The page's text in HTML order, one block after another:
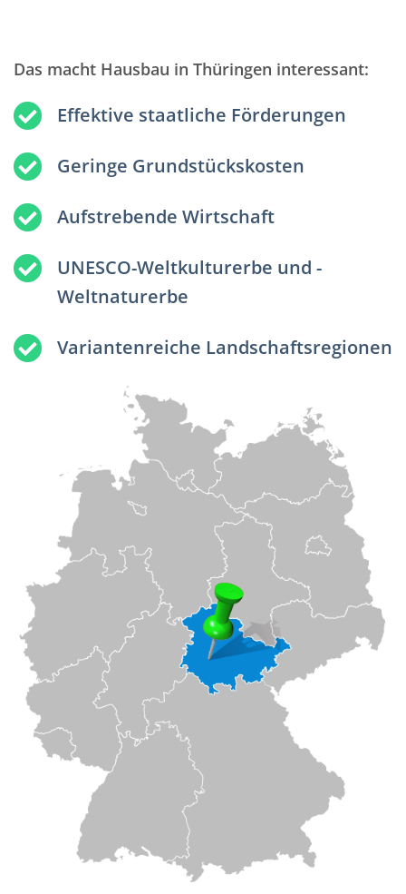
Das macht Hausbau in Thüringen interessant:
Effektive staatliche Förderungen
Geringe Grundstückskosten
Aufstrebende Wirtschaft
UNESCO-Weltkulturerbe und -
Weltnaturerbe
Variantenreiche Landschaftsregionen